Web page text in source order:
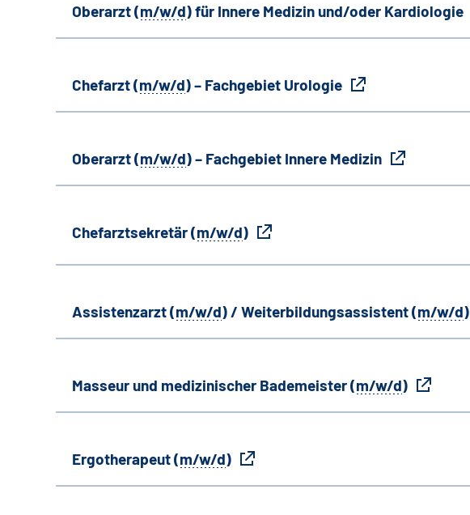
Oberarzt (m/w/d) für Innere Medizin und/oder Kardiologie
Chefarzt (m/w/d) – Fachgebiet Urologie
Oberarzt (m/w/d) – Fachgebiet Innere Medizin
Chefarztsekretär (m/w/d)
Assistenzarzt (m/w/d) / Weiterbildungsassistent (m/w/d)
Masseur und medizinischer Bademeister (m/w/d)
Ergotherapeut (m/w/d)